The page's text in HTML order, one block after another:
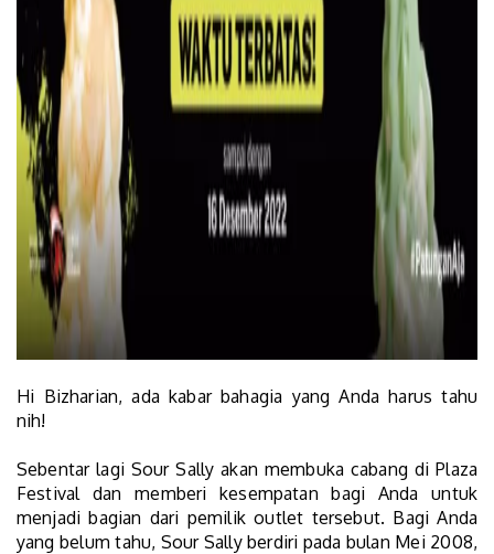
Hi Bizharian, ada kabar bahagia yang Anda harus tahu
nih!
Sebentar lagi Sour Sally akan membuka cabang di Plaza
Festival dan memberi kesempatan bagi Anda untuk
menjadi bagian dari pemilik outlet tersebut. Bagi Anda
yang belum tahu, Sour Sally berdiri pada bulan Mei 2008,